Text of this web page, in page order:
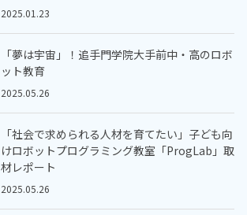
2025.01.23
「夢は宇宙」！追手門学院大手前中・高のロボ
ット教育
2025.05.26
「社会で求められる人材を育てたい」子ども向
けロボットプログラミング教室「ProgLab」取
材レポート
2025.05.26